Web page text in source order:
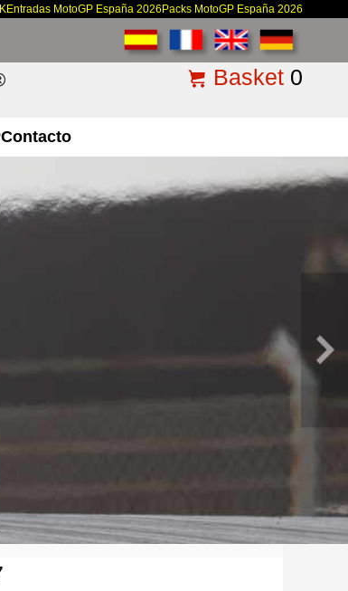
Entradas MotoGP España 2026 Packs MotoGP España 2026
Basket 0
Contacto